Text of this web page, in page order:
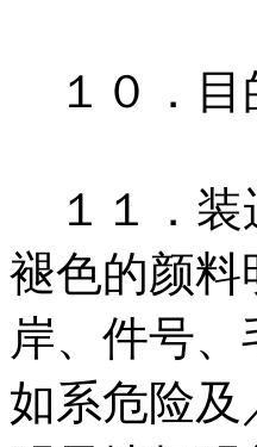
１０．目
１１．装
褪色的颜料
岸、件号
如系危险